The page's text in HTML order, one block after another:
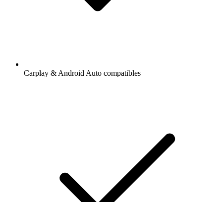
Carplay & Android Auto compatibles